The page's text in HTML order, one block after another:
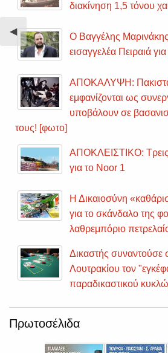
Previous
Slide
◀︎
διακίνηση 1,5 τόνου
Ο Βαγγέλης
εισαγγελέα Πειραιά
ΑΠΟΚΑΛΥΨΗ:
εμφανίζονται ως
υποβάλουν σε
τους! [φωτο]
ΑΠΟΚΛΕΙΣΤΙΚΟ: Τρεις
για το Noor 1
Η Δικαιοσύνη
για το σκάνδαλο της
λαθρεμπόριο
Δικαστής συναντούσε
Λουτρακίου τον
παραδικαστικού
Πρωτοσέλιδα